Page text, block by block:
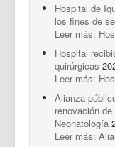
Hospital de
los fines de
Leer más:
Hospital
quirúrgicas
Leer más:
Alianza
renovación
Neonatología
Leer más: